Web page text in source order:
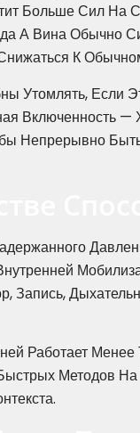
Больше Сил На
А Вина
К
Утомлять, Если
Непрерывно
Запись,
Работает
Методов